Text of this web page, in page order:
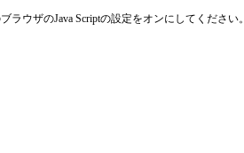
ウザのJava Scriptの設定をオンにしてください。